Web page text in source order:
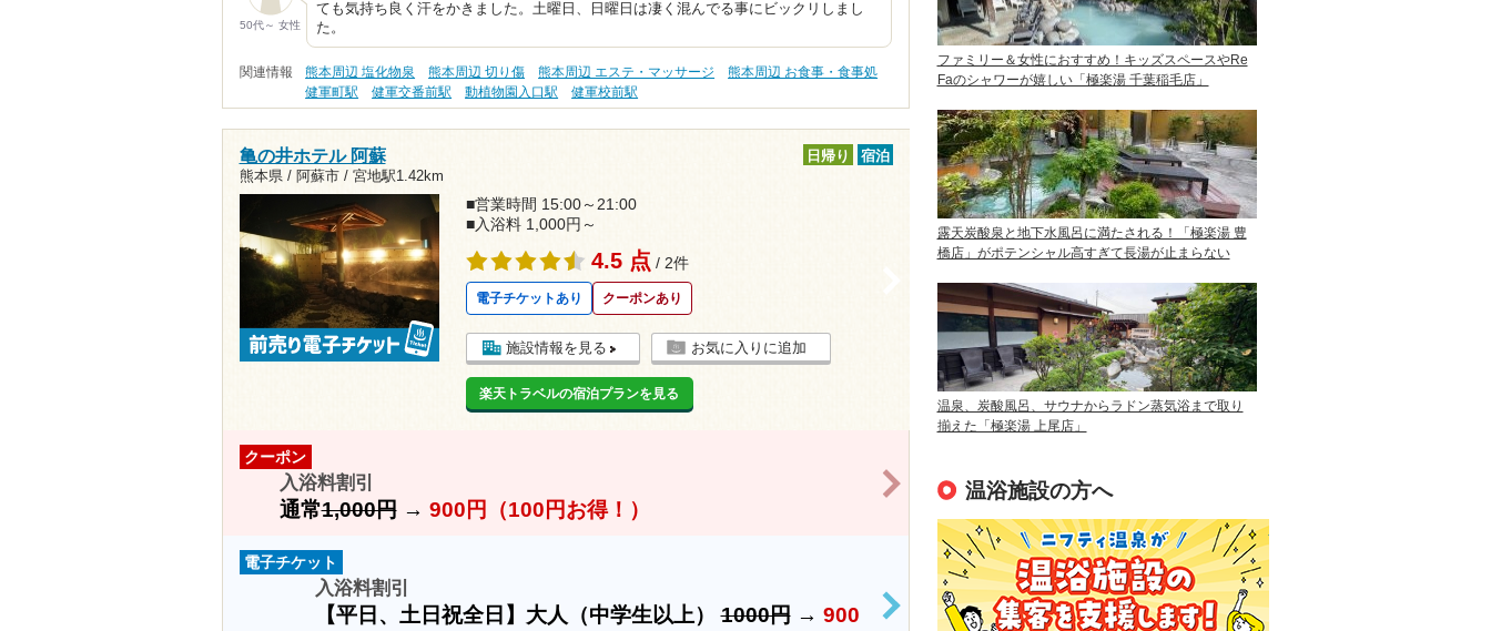
50代～ 女性
ても気持ち良く汗をかきました。土曜日、日曜日は凄く混んでる事にビックリしまし
た。
関連情報 熊本周辺 塩化物泉 熊本周辺 切り傷 熊本周辺 エステ・マッサージ
熊本周辺 お食事・食事処
健軍町駅
健軍交番前駅 動植物園入口駅 健軍校前駅
亀の井ホテル 阿蘇
熊本県 / 阿蘇市 / 宮地駅1.42km
日帰り 宿泊
■営業時間 15:00～21:00
■入浴料 1,000円～
4.5 点 / 2件
電子チケットあり クーポンあり
施設情報を見る お気に入りに追加
楽天トラベルの宿泊プランを見る
クーポン
入浴料割引
通常1,000円→ 900円（100円お得！）
電子チケット
入浴料割引
【平日、土日祝全日】大人（中学生以上）1000円→ 900
>
ファミリー＆女性におすすめ！キッズスペースやRe
Faのシャワーが嬉しい「極楽湯 千葉稲毛店」
露天炭酸泉と地下水風呂に満たされる！「極楽湯 豊
橋店」がポテンシャル高すぎて長湯が止まらない
温泉、炭酸風呂、サウナからラドン蒸気浴まで取り
揃えた「極楽湯 上尾店」
温浴施設の方へ
ニフティ温泉を使って手軽に